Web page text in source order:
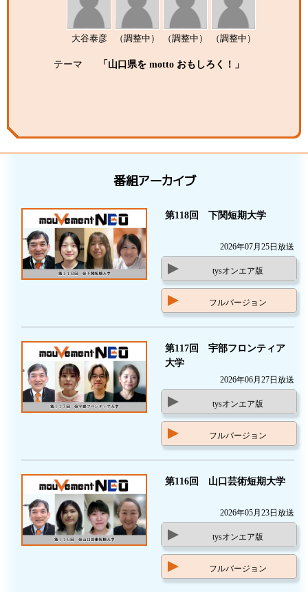
大谷泰彦 （調整中） （調整中） （調整中）
テーマ 「山口県を motto おもしろく！」
番組アーカイブ
第118回 下関短期大学
2026年07月25日放送
tysオンエア版
フルバージョン
第117回 宇部フロンティア
大学
2026年06月27日放送
tysオンエア版
フルバージョン
第116回 山口芸術短期大学
2026年05月23日放送
tysオンエア版
フルバージョン